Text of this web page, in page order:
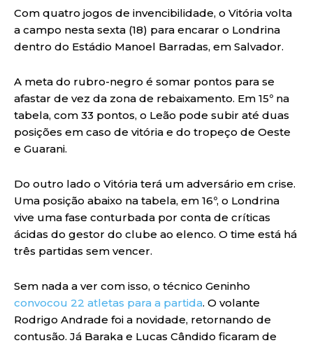
Com quatro jogos de invencibilidade, o Vitória volta
a campo nesta sexta (18) para encarar o Londrina
dentro do Estádio Manoel Barradas, em Salvador.
A meta do rubro-negro é somar pontos para se
afastar de vez da zona de rebaixamento. Em 15º na
tabela, com 33 pontos, o Leão pode subir até duas
posições em caso de vitória e do tropeço de Oeste
e Guarani.
Do outro lado o Vitória terá um adversário em crise.
Uma posição abaixo na tabela, em 16º, o Londrina
vive uma fase conturbada por conta de críticas
ácidas do gestor do clube ao elenco. O time está há
três partidas sem vencer.
Sem nada a ver com isso, o técnico Geninho
convocou 22 atletas para a partida. O volante
Rodrigo Andrade foi a novidade, retornando de
contusão. Já Baraka e Lucas Cândido ficaram de